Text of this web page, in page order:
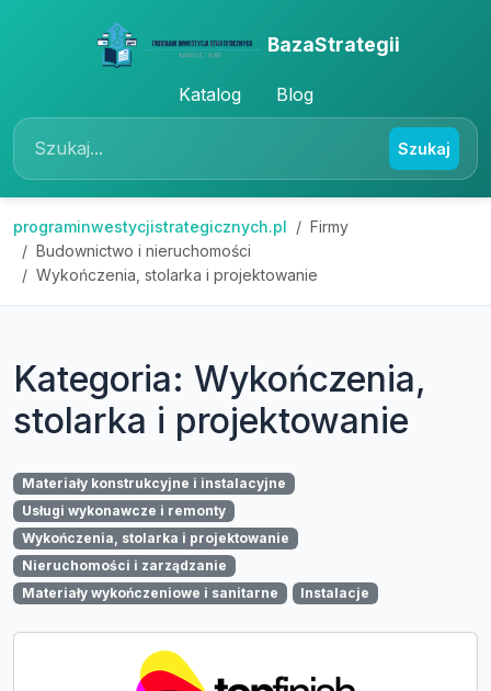
BazaStrategii
Katalog Blog
Szukaj
programinwestycjistrategicznych.pl
Firmy
Budownictwo i nieruchomości
Wykończenia, stolarka i projektowanie
Kategoria: Wykończenia,
stolarka i projektowanie
Materiały konstrukcyjne i instalacyjne
Usługi wykonawcze i remonty
Wykończenia, stolarka i projektowanie
Nieruchomości i zarządzanie
Materiały wykończeniowe i sanitarne
Instalacje